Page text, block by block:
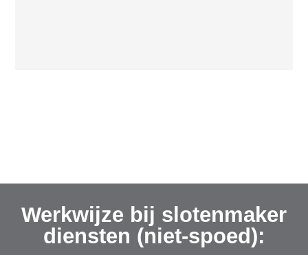
Werkwijze bij slotenmaker
diensten (niet-spoed):